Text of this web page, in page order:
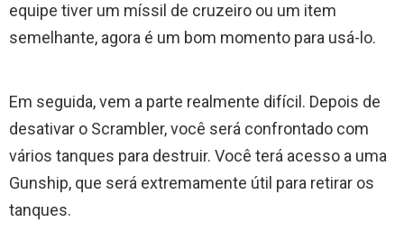
equipe tiver um míssil de cruzeiro ou um item
semelhante, agora é um bom momento para usá-lo.
Em seguida, vem a parte realmente difícil. Depois de
desativar o Scrambler, você será confrontado com
vários tanques para destruir. Você terá acesso a uma
Gunship, que será extremamente útil para retirar os
tanques.